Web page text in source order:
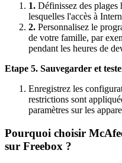
1. Définissez des plages
lesquelles l'accès à
2. Personnalisez le
de votre famille, par
pendant les heures de
Etape 5. Sauvegarder et
Enregistrez les
restrictions sont
paramètres sur les
Pourquoi choisir
sur Freebox ?